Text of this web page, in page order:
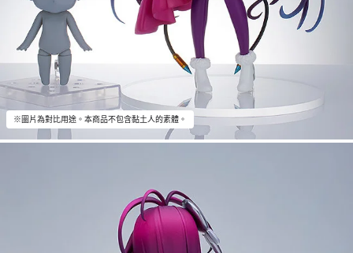
※圖片為對比用途。本商品不包含黏土人的素體。